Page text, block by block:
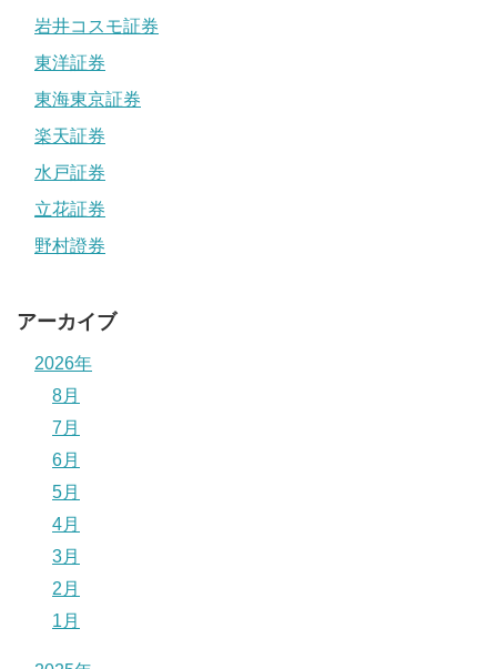
岩井コスモ証券
東洋証券
東海東京証券
楽天証券
水戸証券
立花証券
野村證券
アーカイブ
2026年
8月
7月
6月
5月
4月
3月
2月
1月